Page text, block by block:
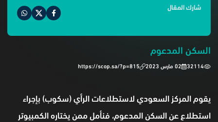
شارك المقال
السكن المدعوم
32114 02 مارس 2023 https://scop.sa/?p=815
‏يقوم المركز السعودي لاستطلاعات الرأي (سكوب) بإجراء
استطلاع عن السكن المدعوم، فنأمل ممن يختاره الكمبيوتر